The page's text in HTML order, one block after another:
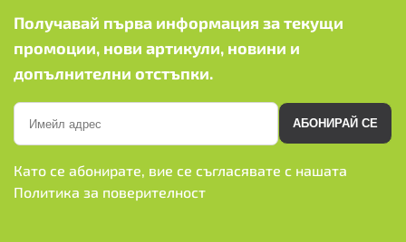
Получавай първа информация за текущи
промоции, нови артикули, новини и
допълнителни отстъпки.
АБОНИРАЙ СЕ
Като се абонирате, вие се съгласявате с нашата
Политика за поверителност